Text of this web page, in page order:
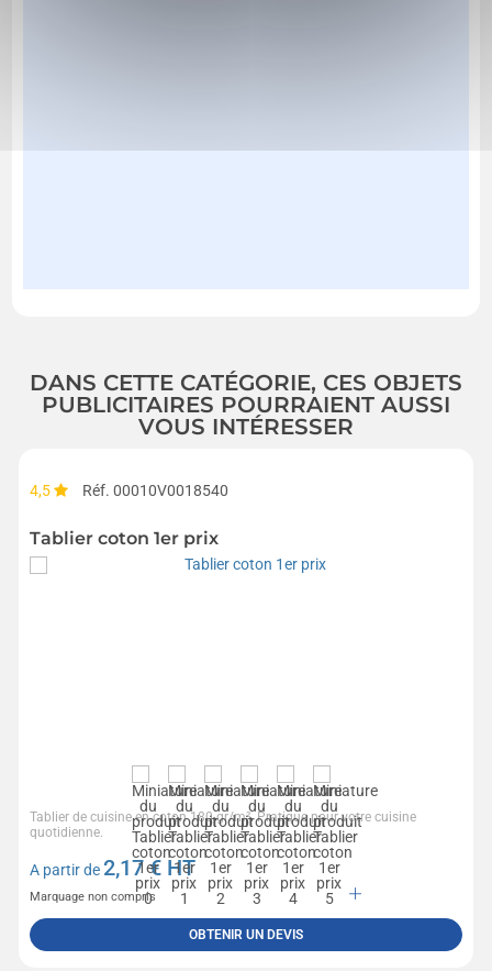
DANS CETTE CATÉGORIE, CES OBJETS
PUBLICITAIRES POURRAIENT AUSSI
VOUS INTÉRESSER
4,5 Réf. 00010V0018540
Tablier coton 1er prix
Tablier de cuisine en coton 180 gr/m². Pratique pour votre cuisine
quotidienne.
A partir de2,17€ HT
Marquage non compris
OBTENIR UN DEVIS